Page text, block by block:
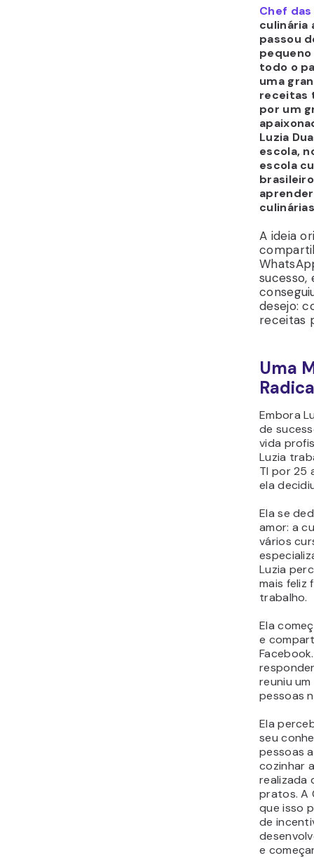
Chef das
culinária
passou
todo o
uma
receitas
por um
Luzia
escola,
escola
A ideia
sucesso,
desejo:
receitas
Uma
Embora
de
vida
Luzia
TI por 25
ela
Ela se
amor: a
vários
Luzia
mais feliz
trabalho.
Ela
e
reuniu
pessoas
Ela
seu
pessoas
cozinhar
realizada
pratos. A
que isso
de
e